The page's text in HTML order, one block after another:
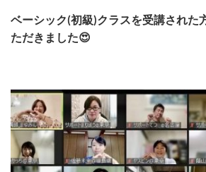
ベーシック(初級)クラスを受講された
ただきました😍